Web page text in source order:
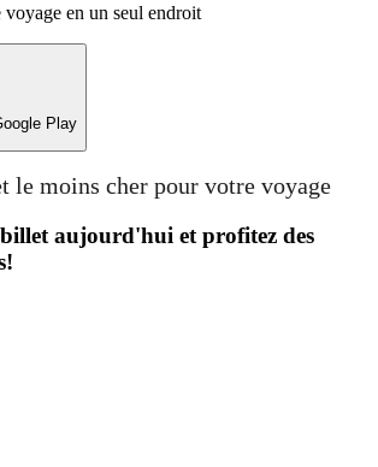
voyage en un seul endroit
Play
le moins cher pour votre voyage
billet aujourd'hui et profitez des